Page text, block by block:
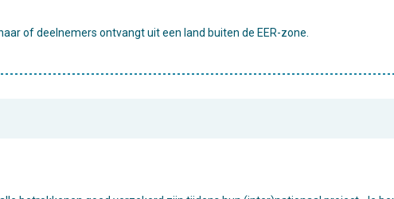
of deelnemers ontvangt uit een land buiten de EER-zone.